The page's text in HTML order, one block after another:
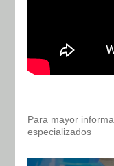
Para mayor
especializados